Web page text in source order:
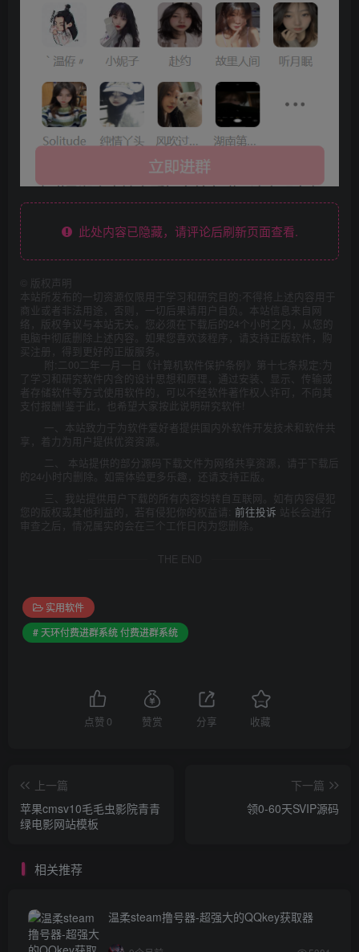
此处内容已隐藏，请评论后刷新页面查看.
版权声明
本站所发布的一切资源仅限用于学习和研究目的;不得将上述内容用于
商业或者非法用途，否则，一切后果请用户自负。本站信息来自网
络，版权争议与本站无关。您必须在下载后的24个小时之内，从您的
电脑中彻底删除上述内容。如果您喜欢该程序，请支持正版软件，购
买注册，得到更好的正版服务。
附:二00二年一月一日《计算机软件保护条例》第十七条规定:为
了学习和研究软件内含的设计思想和原理，通过安装、显示、传输或
者存储软件等方式使用软件的，可以不经软件著作权人许可，不向其
支付报酬!鉴于此，也希望大家按此说明研究软件!
一、本站致力于为软件爱好者提供国内外软件开发技术和软件共
享，着力为用户提供优资资源。
二、 本站提供的部分源码下载文件为网络共享资源，请于下载后
的24小时内删除。如需体验更多乐趣，还请支持正版。
三、我站提供用户下载的所有内容均转自互联网。如有内容侵犯
您的版权或其他利益的，若有侵犯你的权益请: 前往投诉 站长会进行
审查之后，情况属实的会在三个工作日内为您删除。
THE END
实用软件
# 天环付费进群系统 付费进群系统
点赞 0 赞赏 分享 收藏
上一篇
苹果cmsv10毛毛虫影院青青
绿电影网站模板
下一篇
领0-60天SVIP源码
相关推荐
温柔steam撸号器-超强大的QQkey获取器